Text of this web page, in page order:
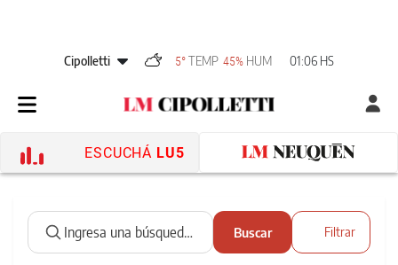
Cipolletti 5°TEMP 45% HUM 01:06 HS
ESCUCHÁ LU5
Buscar Filtrar